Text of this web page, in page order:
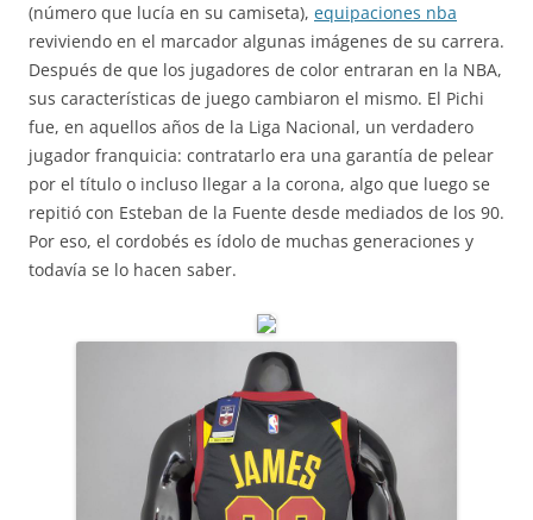
(número que lucía en su camiseta), equipaciones nba
reviviendo en el marcador algunas imágenes de su carrera.
Después de que los jugadores de color entraran en la NBA,
sus características de juego cambiaron el mismo. El Pichi
fue, en aquellos años de la Liga Nacional, un verdadero
jugador franquicia: contratarlo era una garantía de pelear
por el título o incluso llegar a la corona, algo que luego se
repitió con Esteban de la Fuente desde mediados de los 90.
Por eso, el cordobés es ídolo de muchas generaciones y
todavía se lo hacen saber.